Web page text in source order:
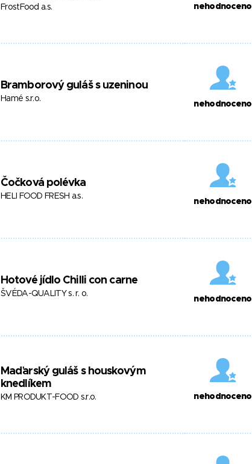
FrostFood a.s. nehodnoceno
Bramborový guláš s uzeninou
Hamé s.r.o.
nehodnoceno
Čočková polévka
HELI FOOD FRESH a.s.
nehodnoceno
Hotové jídlo Chilli con carne
ŠVÉDA-QUALITY s. r. o.
nehodnoceno
Maďarský guláš s houskovým
knedlíkem
KM PRODUKT-FOOD s.r.o. nehodnoceno